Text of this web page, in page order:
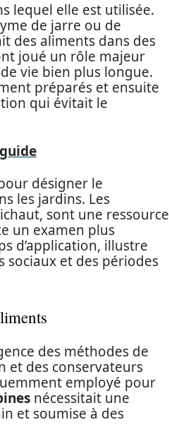
lequel elle est utilisée.
de jarre ou de
des aliments dans des
joué un rôle majeur
vie bien plus longue.
préparés et ensuite
qui évitait le
désigner le
les jardins. Les
sont une ressource
un examen plus
d’application, illustre
sociaux et des périodes
des méthodes de
et des conservateurs
employé pour
nécessitait une
et soumise à des